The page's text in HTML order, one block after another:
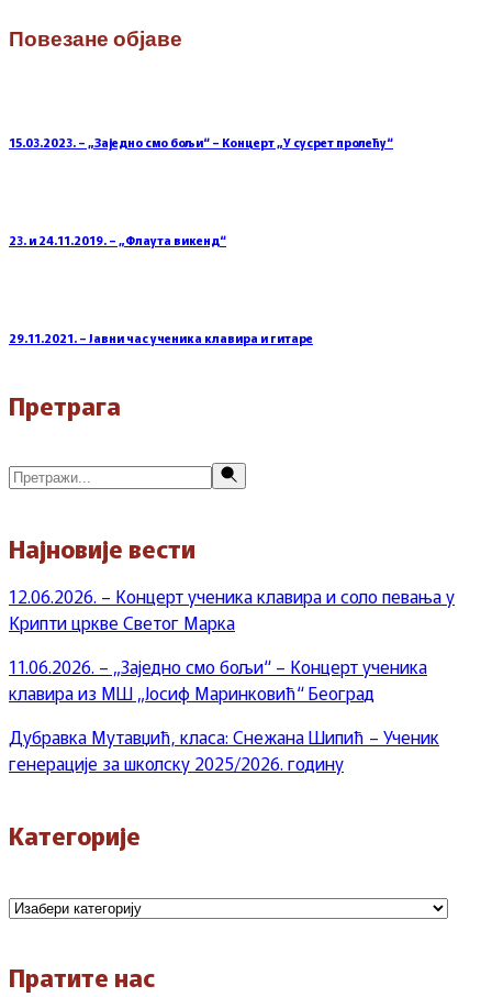
Повезане објаве
15.03.2023. – „Заједно смо бољи“ – Концерт „У сусрет пролећу“
23. и 24.11.2019. – „Флаута викенд“
29.11.2021. – Јавни час ученика клавира и гитаре
Претрага
Претражи
Најновије вести
12.06.2026. – Концерт ученика клавира и соло певања у
Крипти цркве Светог Марка
11.06.2026. – „Заједно смо бољи“ – Концерт ученика
клавира из МШ „Јосиф Маринковић“ Београд
Дубравка Мутавџић, класа: Снежана Шипић – Ученик
генерације за школску 2025/2026. годину
Категорије
Категорије
Пратите нас